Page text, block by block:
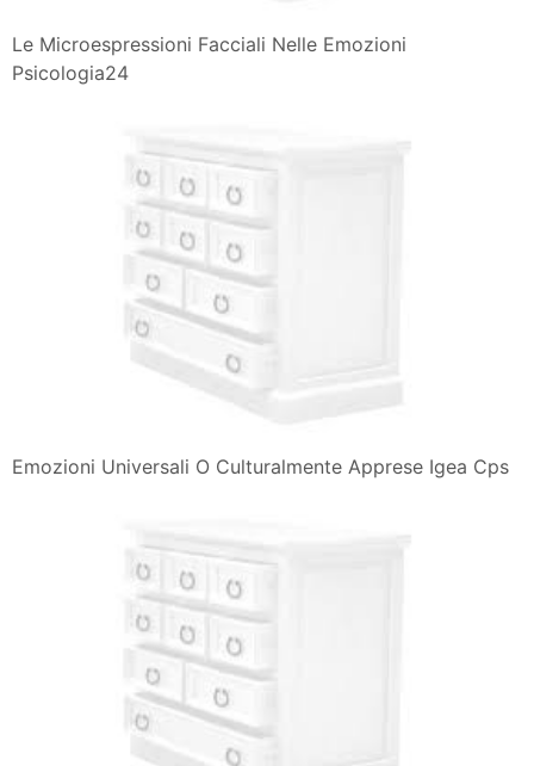
Le Microespressioni Facciali Nelle Emozioni
Psicologia24
Emozioni Universali O Culturalmente Apprese Igea Cps